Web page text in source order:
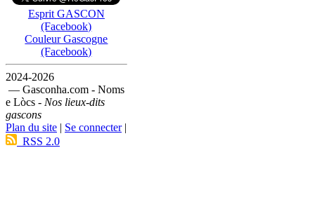
Esprit GASCON
(Facebook)
Couleur Gascogne
(Facebook)
2024-2026
— Gasconha.com - Noms
e Lòcs - Nos lieux-dits
gascons
Plan du site | Se connecter|
RSS 2.0